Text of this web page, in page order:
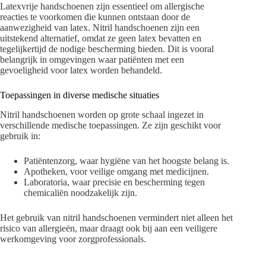
Latexvrije handschoenen zijn essentieel om allergische
reacties te voorkomen die kunnen ontstaan door de
aanwezigheid van latex. Nitril handschoenen zijn een
uitstekend alternatief, omdat ze geen latex bevatten en
tegelijkertijd de nodige bescherming bieden. Dit is vooral
belangrijk in omgevingen waar patiënten met een
gevoeligheid voor latex worden behandeld.
Toepassingen in diverse medische situaties
Nitril handschoenen worden op grote schaal ingezet in
verschillende medische toepassingen. Ze zijn geschikt voor
gebruik in:
Patiëntenzorg, waar hygiëne van het hoogste belang is.
Apotheken, voor veilige omgang met medicijnen.
Laboratoria, waar precisie en bescherming tegen
chemicaliën noodzakelijk zijn.
Het gebruik van nitril handschoenen vermindert niet alleen het
risico van allergieën, maar draagt ook bij aan een veiligere
werkomgeving voor zorgprofessionals.